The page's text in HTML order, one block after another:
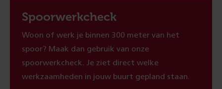
Spoorwerkcheck
Woon of werk je binnen 300 meter van het
spoor? Maak dan gebruik van onze
spoorwerkcheck. Je ziet direct welke
werkzaamheden in jouw buurt gepland staan.